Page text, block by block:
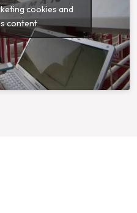
cookies and
content